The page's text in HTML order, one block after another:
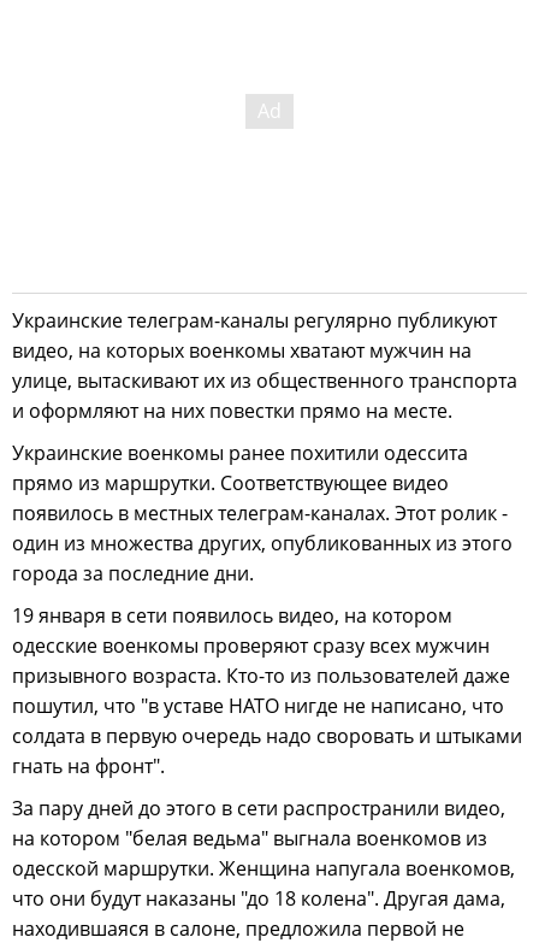
Украинские телеграм-каналы регулярно публикуют
видео, на которых военкомы хватают мужчин на
улице, вытаскивают их из общественного транспорта
и оформляют на них повестки прямо на месте.
Украинские военкомы ранее похитили одессита
прямо из маршрутки. Соответствующее видео
появилось в местных телеграм-каналах. Этот ролик -
один из множества других, опубликованных из этого
города за последние дни.
19 января в сети появилось видео, на котором
одесские военкомы проверяют сразу всех мужчин
призывного возраста. Кто-то из пользователей даже
пошутил, что "в уставе НАТО нигде не написано, что
солдата в первую очередь надо своровать и штыками
гнать на фронт".
За пару дней до этого в сети распространили видео,
на котором "белая ведьма" выгнала военкомов из
одесской маршрутки. Женщина напугала военкомов,
что они будут наказаны "до 18 колена". Другая дама,
находившаяся в салоне, предложила первой не